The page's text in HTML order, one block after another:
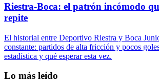
Riestra-Boca: el patrón incómodo
repite
El historial entre Deportivo Riestra y Boca
constante: partidos de alta fricción y pocos
estadística y qué esperar esta vez.
Lo más leído